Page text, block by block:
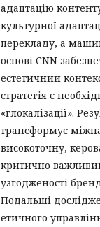
адаптацію
культурної
перекладу, а
основі CNN
естетичний
стратегія є
«глокалізації».
трансформує
високоточну,
критично
узгодженості
Подальші
етичного